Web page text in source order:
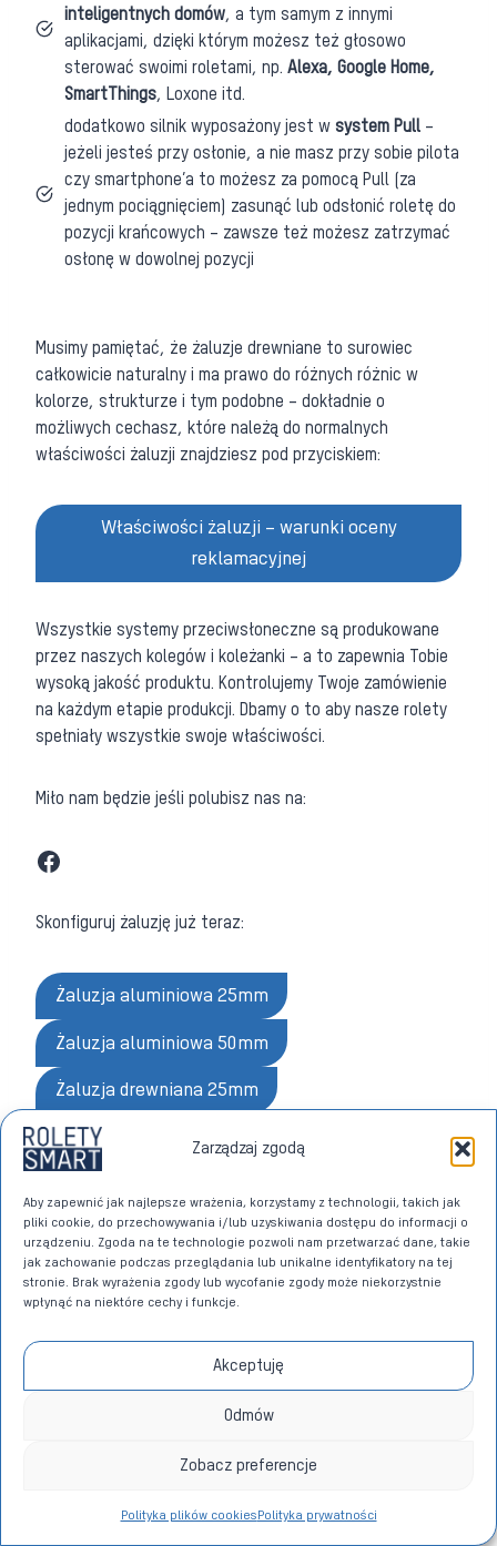
Zarządzaj zgodą
Aby zapewnić jak najlepsze wrażenia, korzystamy z technologii, takich jak
pliki cookie, do przechowywania i/lub uzyskiwania dostępu do informacji o
urządzeniu. Zgoda na te technologie pozwoli nam przetwarzać dane, takie
jak zachowanie podczas przeglądania lub unikalne identyfikatory na tej
stronie. Brak wyrażenia zgody lub wycofanie zgody może niekorzystnie
wpłynąć na niektóre cechy i funkcje.
Akceptuję
Odmów
Zobacz preferencje
Polityka plików cookies Polityka prywatności
inteligentnych domów, a tym samym z innymi
aplikacjami, dzięki którym możesz też głosowo
sterować swoimi roletami, np. Alexa, Google Home,
SmartThings, Loxone itd.
dodatkowo silnik wyposażony jest w system Pull –
jeżeli jesteś przy osłonie, a nie masz przy sobie pilota
czy smartphone’a to możesz za pomocą Pull (za
jednym pociągnięciem) zasunąć lub odsłonić roletę do
pozycji krańcowych – zawsze też możesz zatrzymać
osłonę w dowolnej pozycji
Musimy pamiętać, że żaluzje drewniane to surowiec
całkowicie naturalny i ma prawo do różnych różnic w
kolorze, strukturze i tym podobne – dokładnie o
możliwych cechasz, które należą do normalnych
właściwości żaluzji znajdziesz pod przyciskiem:
Właściwości żaluzji – warunki oceny
reklamacyjnej
Wszystkie systemy przeciwsłoneczne są produkowane
przez naszych kolegów i koleżanki – a to zapewnia Tobie
wysoką jakość produktu. Kontrolujemy Twoje zamówienie
na każdym etapie produkcji. Dbamy o to aby nasze rolety
spełniały wszystkie swoje właściwości.
Miło nam będzie jeśli polubisz nas na:
Facebook
Skonfiguruj żaluzję już teraz:
Żaluzja aluminiowa 25mm
Żaluzja aluminiowa 50mm
Żaluzja drewniana 25mm
Żaluzja drewniana 50mm
Tagi
wpisu:
żaluzje 50mm żaluzje aluminiowe żaluzje do kuchni